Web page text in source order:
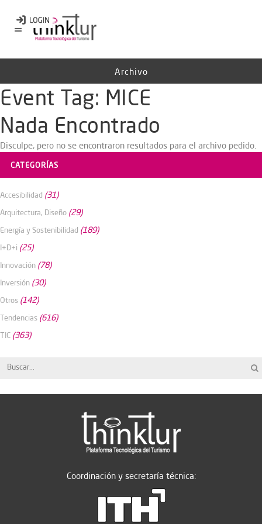
Archivo
Event Tag: MICE
Nada Encontrado
Disculpe, pero no se encontraron resultados para el archivo pedido.
CATEGORÍAS
Accesibilidad (31)
Arquitectura, Diseño (29)
Energía y Sostenibilidad (189)
I+D+i (25)
Innovación (78)
Inversión (30)
Otros (142)
Tendencias (616)
TIC (363)
Coordinación y secretaría técnica: